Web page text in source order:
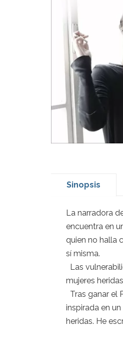
Sinopsis
La narradora
encuentra en
quien no halla
sí misma.
Las
mujeres
Tras ganar el
inspirada en
heridas. He